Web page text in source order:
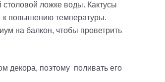
ложке воды. Кактусы
к повышению температуры.
на балкон, чтобы проветрить
декора, поэтому поливать его